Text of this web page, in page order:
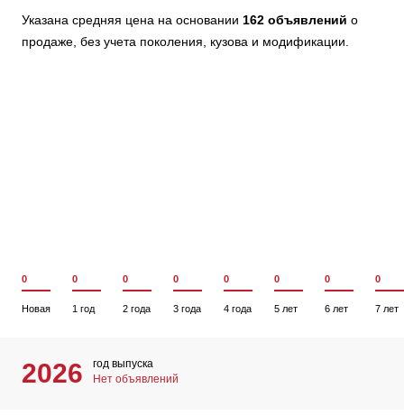
Указана средняя цена на основании 162 объявлений о
продаже, без учета поколения, кузова и модификации.
0
Новая
0
1 год
0
2 года
0
3 года
0
4 года
0
5 лет
0
6 лет
0
7 лет
2026
год выпуска
Нет объявлений